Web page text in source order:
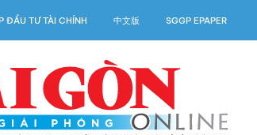
ĐẦU TƯ TÀI CHÍNH 中文版 SGGP EPAPER